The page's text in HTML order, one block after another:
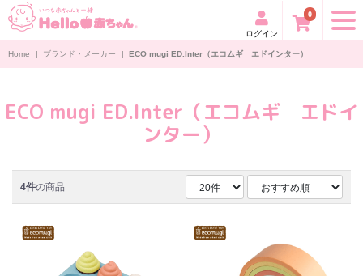
ログイン
0
Home | ブランド・メーカー | ECO mugi ED.Inter（エコムギ エドインター）
ECO mugi ED.Inter（エコムギ エドイ
ンター）
4件の商品